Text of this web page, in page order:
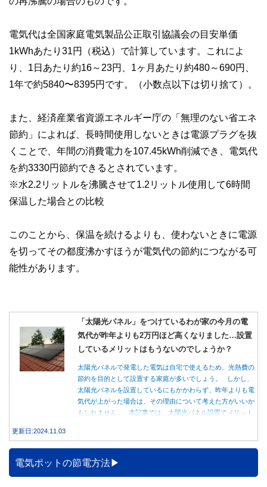
電気代は全国家庭電気製品公正取引協議会の目安単価
1kWhあたり31円（税込）で計算しています。これによ
り、1日あたり約16～23円、1ヶ月あたり約480～690円、
1年で約5840〜8395円です。（小数点以下は切り捨て）。
また、経済産業省資源エネルギー庁の「無理のない省エネ
節約」によれば、長時間使用しないときは電源プラグを抜
くことで、年間の消費電力を107.45kWh削減でき、電気代
を約3330円節約できるとされています。
※水2.2リットルを沸騰させて1.2リットル使用して6時間
保温した場合との比較
このことから、保温を続けるよりも、使わないときに電源
を切ってその都度沸かすほうが電気代の節約につながる可
能性があります。
「太陽光パネル」をつけているわが家の今月の電
気代が昨年よりも2万円ほど高くなりました…設置
しているメリットはもうないのでしょうか？
太陽光パネルで発電した電気は自宅で使えるため、光熱費の
節約を目的として設置する家庭が多いでしょう。 しかし、
太陽光パネルを設置しているにもかかわらず、昨年よりも電
気代が上がった場合は、その理由について考えた方がいいか
もしれません。 本記事では、太陽光パネル設置でメリット
更新日:2024.11.03
電気ポットの節電方法